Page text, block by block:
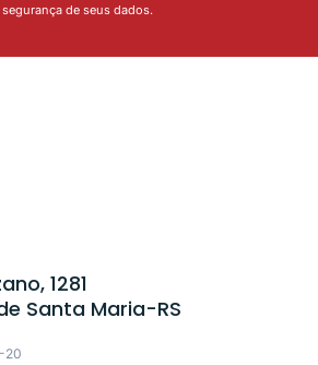
de seus dados.
1281
Santa Maria-RS
20